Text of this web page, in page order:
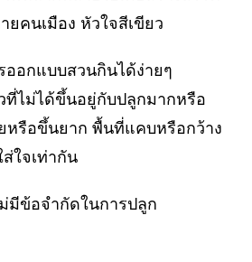
ยคนเมือง หัวใจสีเขียว
ออกแบบสวนกินได้ง่ายๆ
ที่ไม่ได้ขึ้นอยู่กับปลูกมากหรือ
หรือขึ้นยาก พื้นที่แคบหรือกว้าง
ใจเท่ากัน
มีข้อจำกัดในการปลูก